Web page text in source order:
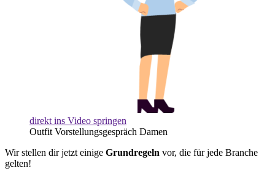
direkt ins Video springen
Outfit Vorstellungsgespräch Damen
Wir stellen dir jetzt einige Grundregeln vor, die für jede Branche
gelten!